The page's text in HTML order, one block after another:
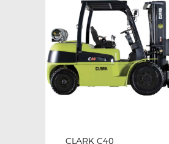
CLARK C40